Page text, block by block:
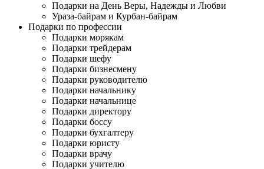
Подарки на День Веры, Надежды и Любви
Ураза-байрам и Курбан-байрам
Подарки по профессии
Подарки морякам
Подарки трейдерам
Подарки шефу
Подарки бизнесмену
Подарки руководителю
Подарки начальнику
Подарки начальнице
Подарки директору
Подарки боссу
Подарки бухгалтеру
Подарки юристу
Подарки врачу
Подарки учителю